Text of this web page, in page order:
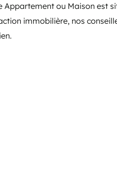
Appartement ou Maison est
immobilière, nos